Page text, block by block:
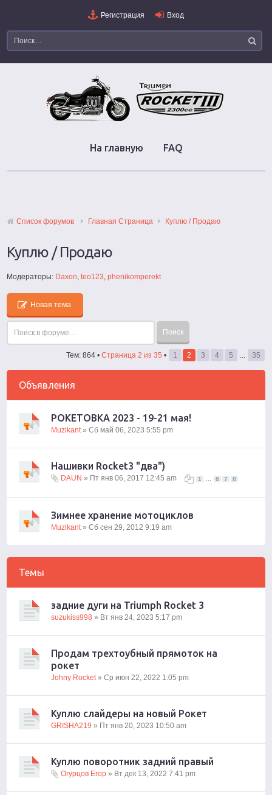
Регистрация Вход
На главную FAQ
Список форумов Главная Страница Куплю / Продаю
Куплю / Продаю
Модераторы: Daxon,teo123,phenikomperekt
Новая тема
Тем: 864 • Страница 2 из 35 • 1 2 3 4 5 ... 35
Объявления
РОКЕТОВКА 2023 - 19-21 мая!
Muzikant» Сб май 06, 2023 5:55 pm
Нашивки Rocket3 "два")
1 6 7 8
DAUN » Пт янв 06, 2017 12:45 am
Зимнее хранение мотоциклов
Muzikant» Сб сен 29, 2012 9:19 am
Темы
задние дуги на Triumph Rocket 3
suzukiss998 » Вт янв 24, 2023 5:17 pm
Продам трехтоубный прямоток на
рокет
Johny Rocket» Ср июн 22, 2022 1:05 pm
Куплю слайдеры на новый Рокет
GRISHA219 » Пт янв 20, 2023 10:50 am
Куплю поворотник задний правый
Огурцов Егор » Вт дек 13, 2022 7:41 pm